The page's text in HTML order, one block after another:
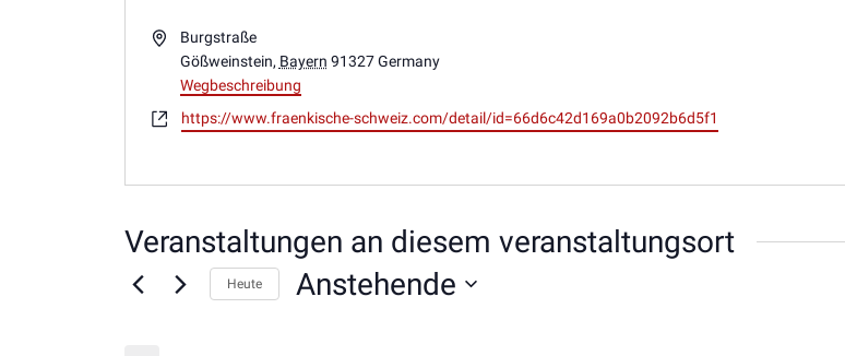
AdresseBurgstraße
Gößweinstein, Bayern 91327 Germany
Wegbeschreibung
Webseitehttps://www.fraenkische-schweiz.com/detail/id=66d6c42d169a0b2092b6d5f1
Veranstaltungen an diesem veranstaltungsort
Heute Anstehende